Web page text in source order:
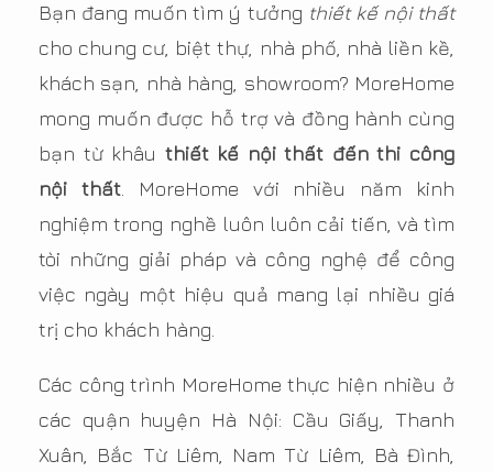
Bạn đang muốn tìm ý tưởng thiết kế nội thất
cho chung cư, biệt thự, nhà phố, nhà liền kề,
khách sạn, nhà hàng, showroom? MoreHome
mong muốn được hỗ trợ và đồng hành cùng
bạn từ khâu thiết kế nội thất đến thi công
nội thất. MoreHome với nhiều năm kinh
nghiệm trong nghề luôn luôn cải tiến, và tìm
tòi những giải pháp và công nghệ để công
việc ngày một hiệu quả mang lại nhiều giá
trị cho khách hàng.
Các công trình MoreHome thực hiện nhiều ở
các quận huyện Hà Nội: Cầu Giấy, Thanh
Xuân, Bắc Từ Liêm, Nam Từ Liêm, Bà Đình,